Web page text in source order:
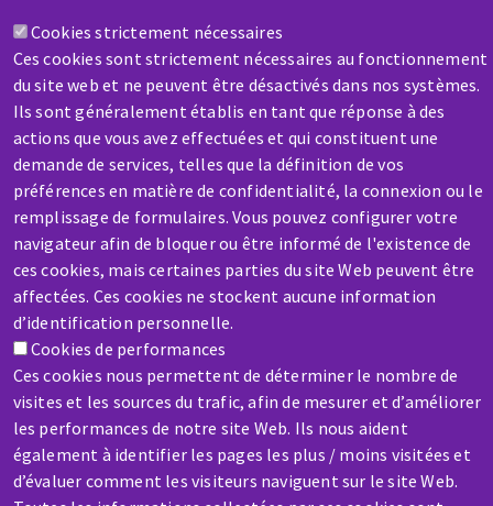
Cookies strictement nécessaires
Ces cookies sont strictement nécessaires au fonctionnement
du site web et ne peuvent être désactivés dans nos systèmes.
Ils sont généralement établis en tant que réponse à des
actions que vous avez effectuées et qui constituent une
demande de services, telles que la définition de vos
préférences en matière de confidentialité, la connexion ou le
remplissage de formulaires. Vous pouvez configurer votre
navigateur afin de bloquer ou être informé de l'existence de
ces cookies, mais certaines parties du site Web peuvent être
affectées. Ces cookies ne stockent aucune information
d’identification personnelle.
Cookies de performances
Ces cookies nous permettent de déterminer le nombre de
visites et les sources du trafic, afin de mesurer et d’améliorer
les performances de notre site Web. Ils nous aident
également à identifier les pages les plus / moins visitées et
d’évaluer comment les visiteurs naviguent sur le site Web.
Contactez-nous
SAV / RÉPARATION
Une machine cassée ? En panne ?
Contactez-nous
Aller
au